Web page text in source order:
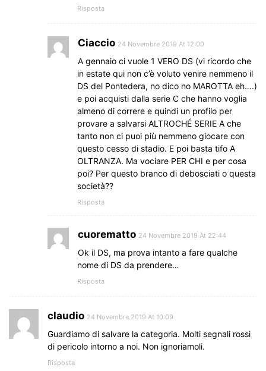
Risposta
Ciaccio 24 Novembre 2019 At 12:00
A gennaio ci vuole 1 VERO DS (vi ricordo che
in estate qui non c’è voluto venire nemmeno il
DS del Pontedera, no dico no MAROTTA eh….)
e poi acquisti dalla serie C che hanno voglia
almeno di correre e quindi un profilo per
provare a salvarsi ALTROCHÉ SERIE A che
tanto non ci puoi più nemmeno giocare con
questo cesso di stadio. E poi basta tifo A
OLTRANZA. Ma vociare PER CHI e per cosa
poi? Per questo branco di debosciati o questa
società??
Risposta
cuorematto 24 Novembre 2019 At 22:44
Ok il DS, ma prova intanto a fare qualche
nome di DS da prendere…
Risposta
claudio 24 Novembre 2019 At 10:09
Guardiamo di salvare la categoria. Molti segnali rossi
di pericolo intorno a noi. Non ignoriamoli.
Risposta